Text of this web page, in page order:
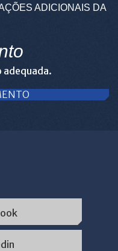
ADICIONAIS DA
adequada.